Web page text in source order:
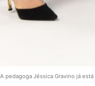
A pedagoga Jéssica Gravino já